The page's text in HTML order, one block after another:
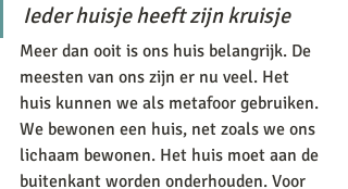
Ieder huisje heeft zijn kruisje
Meer dan ooit is ons huis belangrijk. De
meesten van ons zijn er nu veel. Het
huis kunnen we als metafoor gebruiken.
We bewonen een huis, net zoals we ons
lichaam bewonen. Het huis moet aan de
buitenkant worden onderhouden. Voor